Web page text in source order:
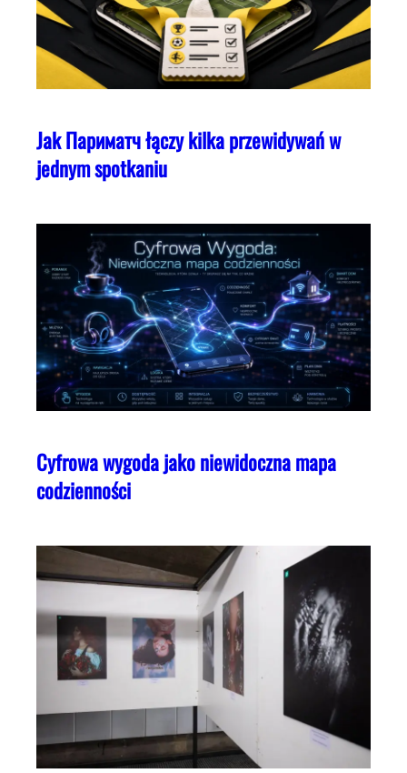
Jak Париматч łączy kilka przewidywań w
jednym spotkaniu
Cyfrowa wygoda jako niewidoczna mapa
codzienności